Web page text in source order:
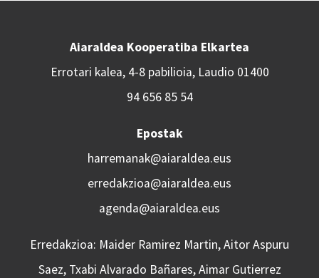
Aiaraldea Kooperatiba Elkartea
Errotari kalea, 4-8 pabilioia, Laudio 01400
94 656 85 54
Epostak
harremanak@aiaraldea.eus
erredakzioa@aiaraldea.eus
agenda@aiaraldea.eus
Erredakzioa: Maider Ramirez Martin, Aitor Aspuru
Saez, Txabi Alvarado Bañares, Aimar Gutierrez